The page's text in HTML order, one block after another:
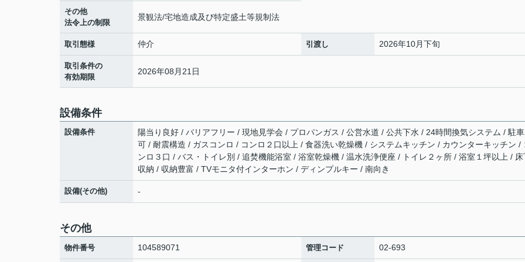
その他
法令上の制限
景観法/宅地造成及び特定盛土等規制法
取引態様 仲介 引渡し 2026年10月下旬
取引条件の
有効期限
2026年08月21日
設備条件
設備条件
陽当り良好 / バリアフリー / 現地見学会 / プロパンガス / 公営水道 / 公共下水 / 24時間換気システム / 駐
可 / 耐震構造 / ガスコンロ / コンロ２口以上 / 食器洗い乾燥機 / システムキッチン / カウンターキッチン /
ンロ３口 / バス・トイレ別 / 追焚機能浴室 / 浴室乾燥機 / 温水洗浄便座 / トイレ２ヶ所 / 浴室１坪以上 / 床
収納 / 収納豊富 / TVモニタ付インターホン / ディンプルキー / 南向き
設備(その他) -
その他
物件番号 104589071 管理コード 02-693